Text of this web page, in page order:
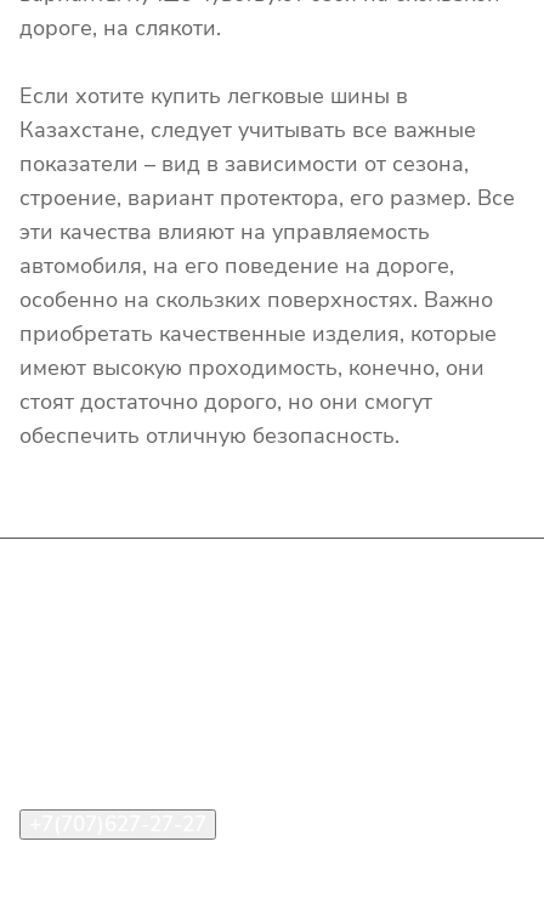
дороге, на слякоти.
Если хотите купить легковые шины в
Казахстане, следует учитывать все важные
показатели – вид в зависимости от сезона,
строение, вариант протектора, его размер. Все
эти качества влияют на управляемость
автомобиля, на его поведение на дороге,
особенно на скользких поверхностях. Важно
приобретать качественные изделия, которые
имеют высокую проходимость, конечно, они
стоят достаточно дорого, но они смогут
обеспечить отличную безопасность.